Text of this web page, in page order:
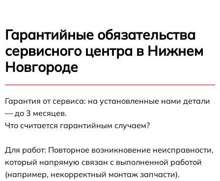
Гарантийные обязательства
сервисного центра в Нижнем
Новгороде
Гарантия от сервиса: на установленные нами детали
— до 3 месяцев.
Что считается гарантийным случаем?
Для работ: Повторное возникновение неисправности,
который напрямую связан с выполненной работой
(например, некорректный монтаж запчасти).